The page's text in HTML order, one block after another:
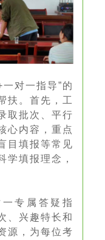
对一指导”的
扶。首先，工
取批次、平行
心内容，重点
目填报等常见
学填报理念，
专属答疑指
、兴趣特长和
源，为每位考